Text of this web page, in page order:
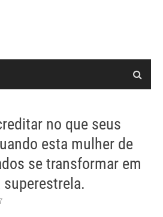
no que seus
esta mulher de
se transformar em
superestrela.